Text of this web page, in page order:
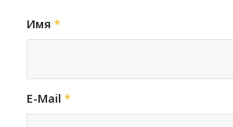
Имя *
E-Mail *